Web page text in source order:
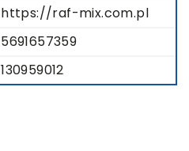
https://raf-mix.com.pl
5691657359
130959012